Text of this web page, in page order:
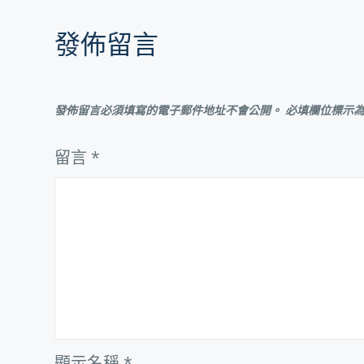
導
覽
發佈留言
發佈留言必須填寫的電子郵件地址不會公開。 必填欄位標示
留言 *